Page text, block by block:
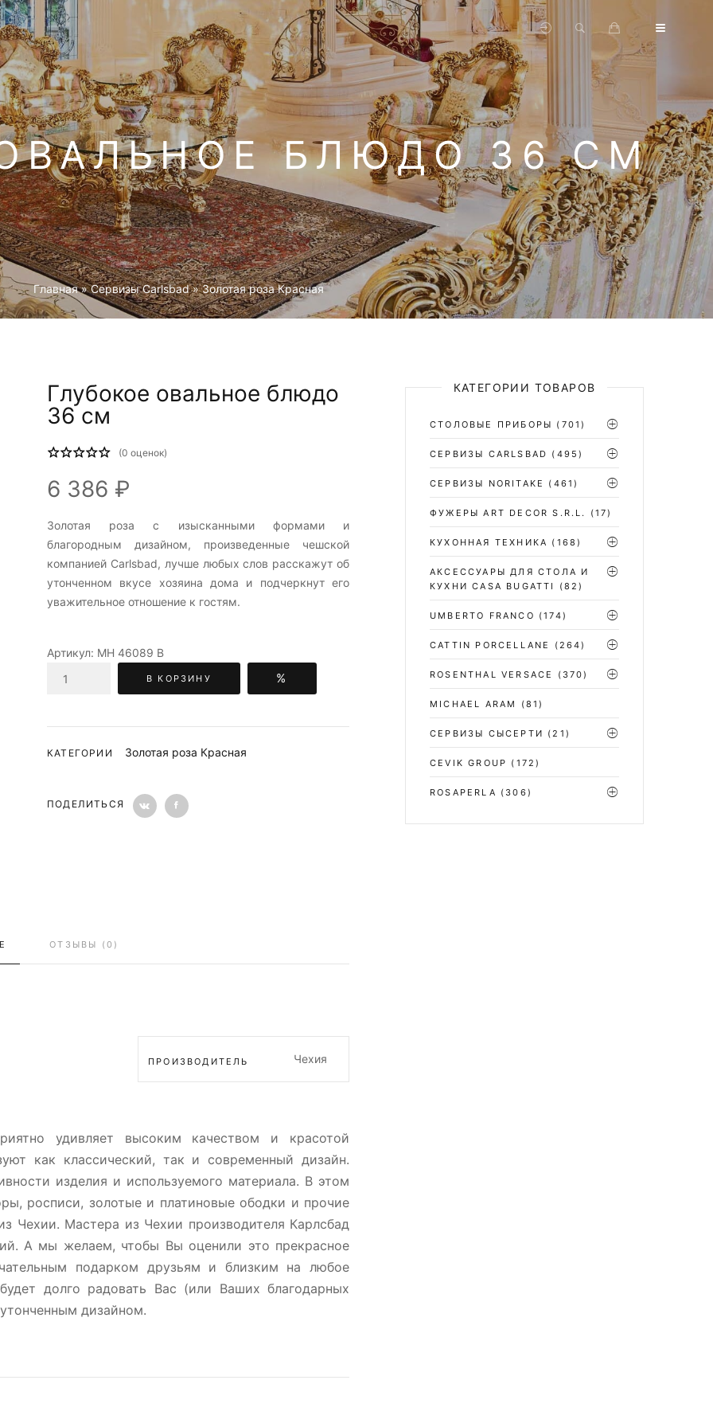
БЛЮДО 36 СМ
Главная »Cервизы Carlsbad »Золотая роза Красная
Глубокое овальное блюдо
36 см
(0 оценок)
6 386 ₽
Золотая роза c изысканными формами и
благородным дизайном, произведенные чешской
компанией Carlsbad, лучше любых слов расскажут об
утонченном вкусе хозяина дома и подчеркнут его
уважительное отношение к гостям.
Артикул: МН 46089 В
В КОРЗИНУ %
КАТЕГОРИИ Золотая роза Красная
ПОДЕЛИТЬСЯ
ОТЗЫВЫ (0)
ПРОИЗВОДИТЕЛЬ Чехия
удивляет высоким качеством и красотой
как классический, так и современный дизайн.
изделия и используемого материала. В этом
росписи, золотые и платиновые ободки и прочие
Чехии. Мастера из Чехии производителя Карлсбад
А мы желаем, чтобы Вы оценили это прекрасное
подарком друзьям и близким на любое
долго радовать Вас (или Ваших благодарных
дизайном.
КАТЕГОРИИ ТОВАРОВ
СТОЛОВЫЕ ПРИБОРЫ (701)
CЕРВИЗЫ CARLSBAD (495)
СЕРВИЗЫ NORITAKE (461)
ФУЖЕРЫ ART DECOR S.R.L. (17)
КУХОННАЯ ТЕХНИКА (168)
АКСЕССУАРЫ ДЛЯ СТОЛА И
КУХНИ CASA BUGATTI
(82)
UMBERTO FRANCO (174)
CATTIN PORCELLANE (264)
ROSENTHAL VERSACE (370)
MICHAEL ARAM (81)
СЕРВИЗЫ СЫСЕРТИ (21)
CEVIK GROUP (172)
ROSAPERLA (306)